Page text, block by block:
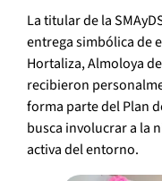
La titular de la
entrega simbólica de
Hortaliza, Almoloya
recibieron
forma parte del Plan
busca involucrar a la
activa del entorno.